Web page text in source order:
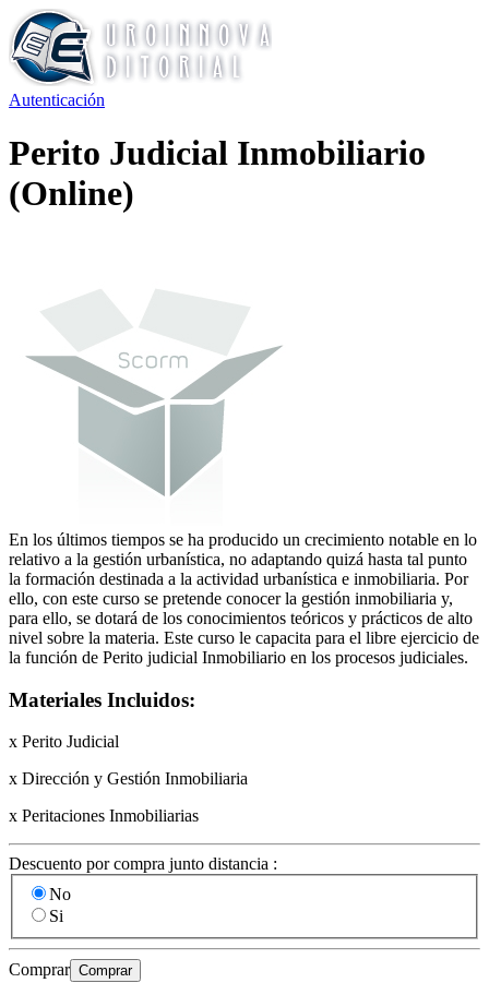
Autenticación
Perito Judicial Inmobiliario
(Online)
En los últimos tiempos se ha producido un crecimiento notable en lo
relativo a la gestión urbanística, no adaptando quizá hasta tal punto
la formación destinada a la actividad urbanística e inmobiliaria. Por
ello, con este curso se pretende conocer la gestión inmobiliaria y,
para ello, se dotará de los conocimientos teóricos y prácticos de alto
nivel sobre la materia. Este curso le capacita para el libre ejercicio de
la función de Perito judicial Inmobiliario en los procesos judiciales.
Materiales Incluidos:
x Perito Judicial
x Dirección y Gestión Inmobiliaria
x Peritaciones Inmobiliarias
Descuento por compra junto distancia :
No
Si
Comprar Comprar